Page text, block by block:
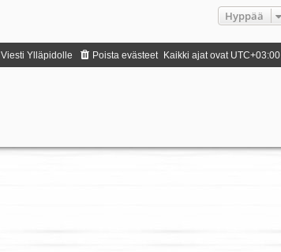
Hyppää
Kaikki ajat ovat UTC+03:00
Poista evästeet
Viesti Ylläpidolle